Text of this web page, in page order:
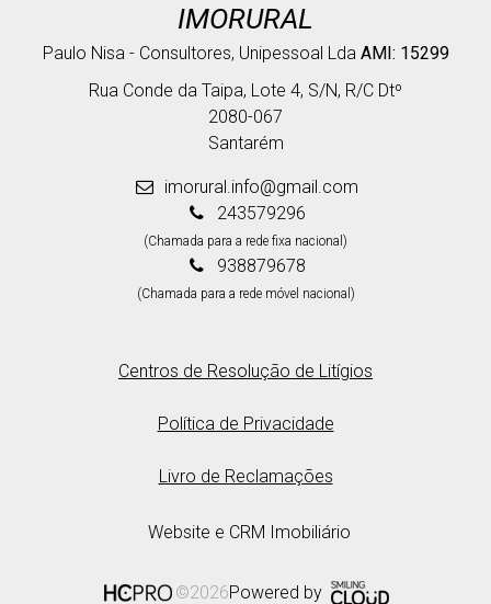
IMORURAL
Paulo Nisa - Consultores, Unipessoal Lda AMI: 15299
Rua Conde da Taipa, Lote 4, S/N, R/C Dtº
2080-067
Santarém
imorural.info@gmail.com
243579296
(Chamada para a rede fixa nacional)
938879678
(Chamada para a rede móvel nacional)
Centros de Resolução de Litígios
Política de Privacidade
Livro de Reclamações
Website e CRM Imobiliário
©2026Powered by